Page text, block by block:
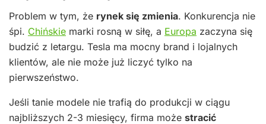
Problem w tym, że rynek się zmienia. Konkurencja nie
śpi. Chińskie marki rosną w siłę, a Europa zaczyna się
budzić z letargu. Tesla ma mocny brand i lojalnych
klientów, ale nie może już liczyć tylko na
pierwszeństwo.
Jeśli tanie modele nie trafią do produkcji w ciągu
najbliższych 2-3 miesięcy, firma może stracić